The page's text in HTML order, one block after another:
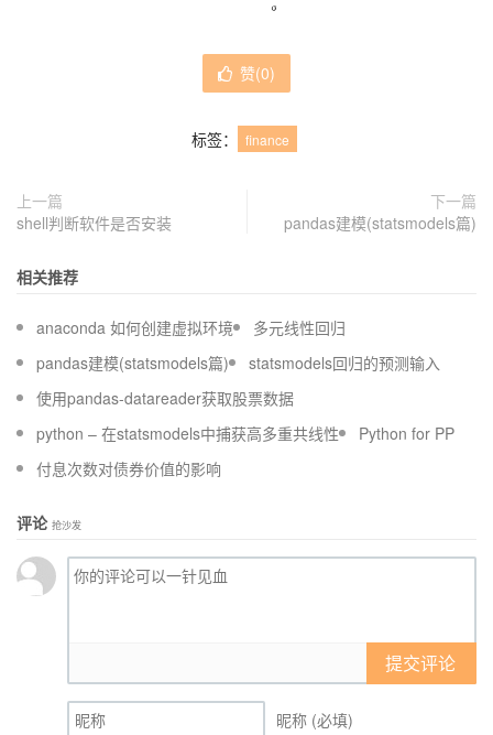
赞(0)
标签： finance
上一篇
shell判断软件是否安装
下一篇
pandas建模(statsmodels篇)
相关推荐
anaconda 如何创建虚拟环境
多元线性回归
pandas建模(statsmodels篇)
statsmodels回归的预测输入
使用pandas-datareader获取股票数据
python – 在statsmodels中捕获高多重共线性
Python for PP
付息次数对债券价值的影响
评论 抢沙发
提交评论
昵称 (必填)